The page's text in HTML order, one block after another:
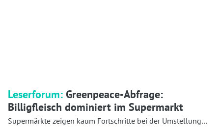
Leserforum: Greenpeace-Abfrage:
Billigfleisch dominiert im Supermarkt
Supermärkte zeigen kaum Fortschritte bei der Umstellung